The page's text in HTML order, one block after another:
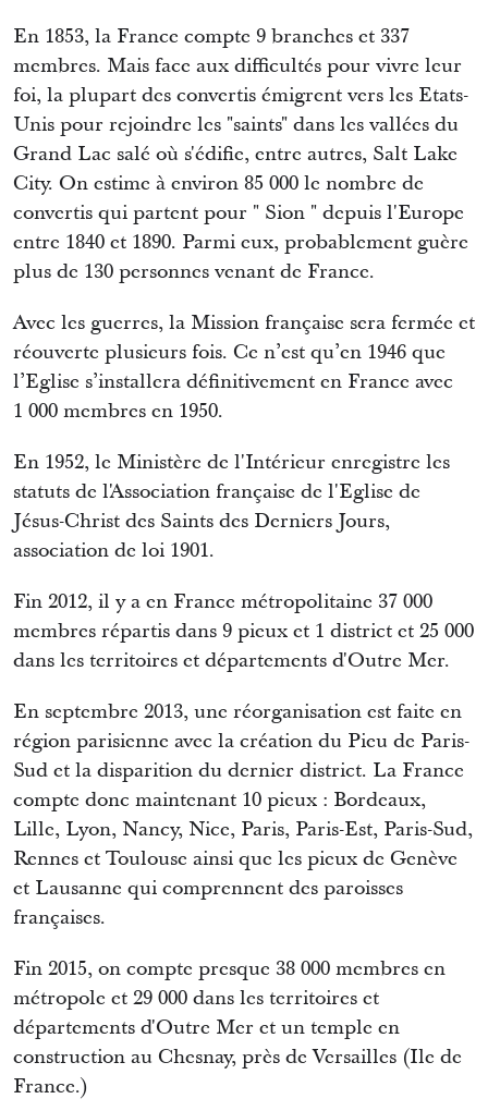
En 1853, la France compte 9 branches et 337
membres. Mais face aux difficultés pour vivre leur
foi, la plupart des convertis émigrent vers les Etats-
Unis pour rejoindre les "saints" dans les vallées du
Grand Lac salé où s'édifie, entre autres, Salt Lake
City. On estime à environ 85 000 le nombre de
convertis qui partent pour " Sion " depuis l'Europe
entre 1840 et 1890. Parmi eux, probablement guère
plus de 130 personnes venant de France.
Avec les guerres, la Mission française sera fermée et
réouverte plusieurs fois. Ce n’est qu’en 1946 que
l’Eglise s’installera définitivement en France avec
1 000 membres en 1950.
En 1952, le Ministère de l'Intérieur enregistre les
statuts de l'Association française de l'Eglise de
Jésus-Christ des Saints des Derniers Jours,
association de loi 1901.
Fin 2012, il y a en France métropolitaine 37 000
membres répartis dans 9 pieux et 1 district et 25 000
dans les territoires et départements d'Outre Mer.
En septembre 2013, une réorganisation est faite en
région parisienne avec la création du Pieu de Paris-
Sud et la disparition du dernier district. La France
compte donc maintenant 10 pieux : Bordeaux,
Lille, Lyon, Nancy, Nice, Paris, Paris-Est, Paris-Sud,
Rennes et Toulouse ainsi que les pieux de Genève
et Lausanne qui comprennent des paroisses
françaises.
Fin 2015, on compte presque 38 000 membres en
métropole et 29 000 dans les territoires et
départements d'Outre Mer et un temple en
construction au Chesnay, près de Versailles (Ile de
France.)